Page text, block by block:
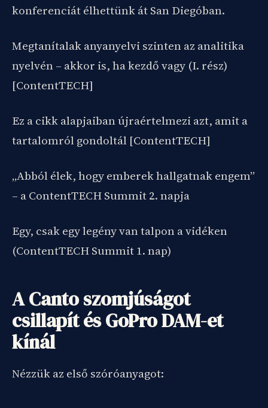
konferenciát élhettünk át San Diegóban.
Megtanítalak anyanyelvi szinten az analitika
nyelvén – akkor is, ha kezdő vagy (I. rész)
[ContentTECH]
Ez a cikk alapjaiban újraértelmezi azt, amit a
tartalomról gondoltál [ContentTECH]
„Abból élek, hogy emberek hallgatnak engem”
– a ContentTECH Summit 2. napja
Egy, csak egy legény van talpon a vidéken
(ContentTECH Summit 1. nap)
A Canto szomjúságot
csillapít és GoPro DAM-et
kínál
Nézzük az első szóróanyagot: